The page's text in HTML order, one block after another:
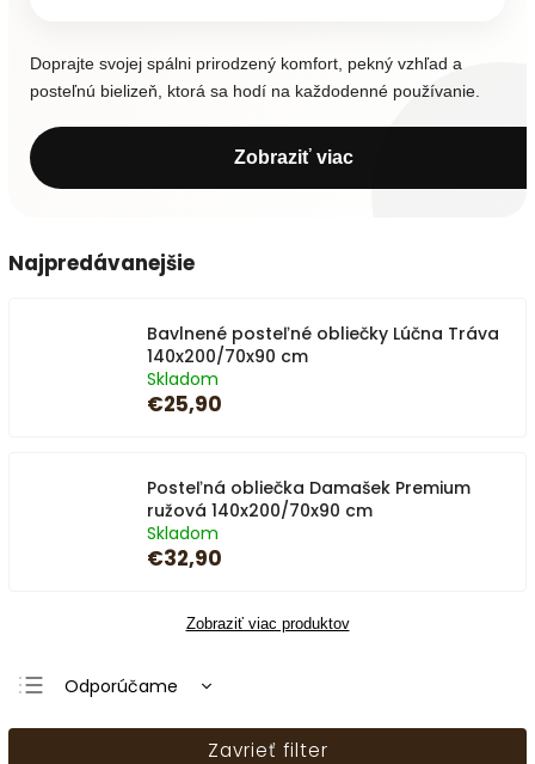
Doprajte svojej spálni prirodzený komfort, pekný vzhľad a
posteľnú bielizeň, ktorá sa hodí na každodenné používanie.
Zobraziť viac
Najpredávanejšie
Bavlnené posteľné obliečky Lúčna Tráva
140x200/70x90 cm
Skladom
€25,90
Posteľná obliečka Damašek Premium
ružová 140x200/70x90 cm
Skladom
€32,90
Zobraziť viac produktov
Odporúčame
Najlacnejšie
Zavrieť filter